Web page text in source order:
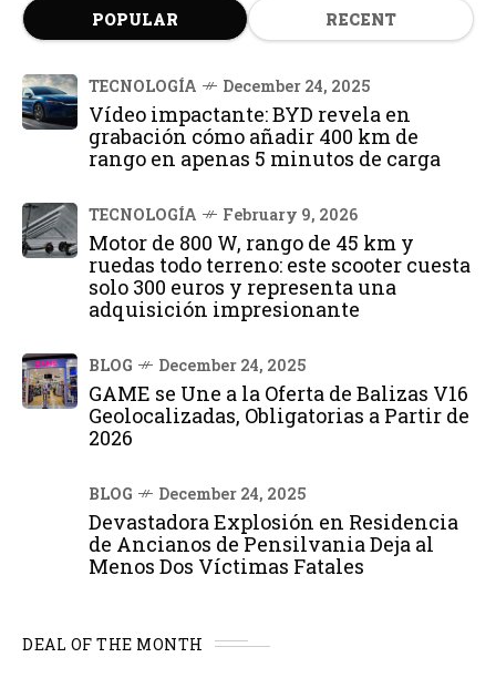
POPULAR RECENT
TECNOLOGÍA December 24, 2025
Vídeo impactante: BYD revela en
grabación cómo añadir 400 km de
rango en apenas 5 minutos de carga
TECNOLOGÍA February 9, 2026
Motor de 800 W, rango de 45 km y
ruedas todo terreno: este scooter cuesta
solo 300 euros y representa una
adquisición impresionante
BLOG December 24, 2025
GAME se Une a la Oferta de Balizas V16
Geolocalizadas, Obligatorias a Partir de
2026
BLOG December 24, 2025
Devastadora Explosión en Residencia
de Ancianos de Pensilvania Deja al
Menos Dos Víctimas Fatales
DEAL OF THE MONTH